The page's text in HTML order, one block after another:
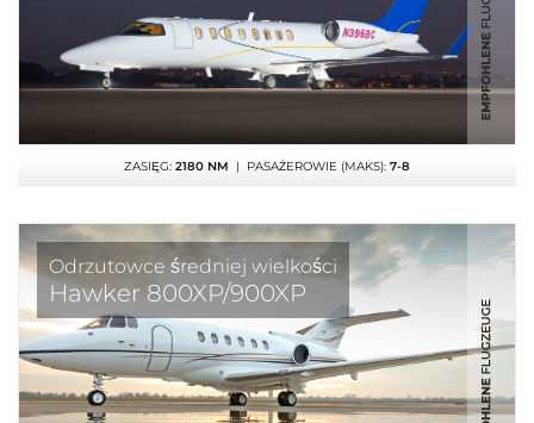
ZASIĘG: 2180 NM | PASAŻEROWIE (MAKS): 7-8
Odrzutowce średniej wielkości
Hawker 800XP/900XP